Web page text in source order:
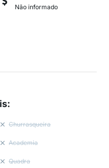
Não informado
:
Churrasqueira
Academia
Quadra